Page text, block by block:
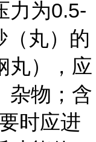
力为0.5-
（丸）的
丸），应
杂物；含
时应进